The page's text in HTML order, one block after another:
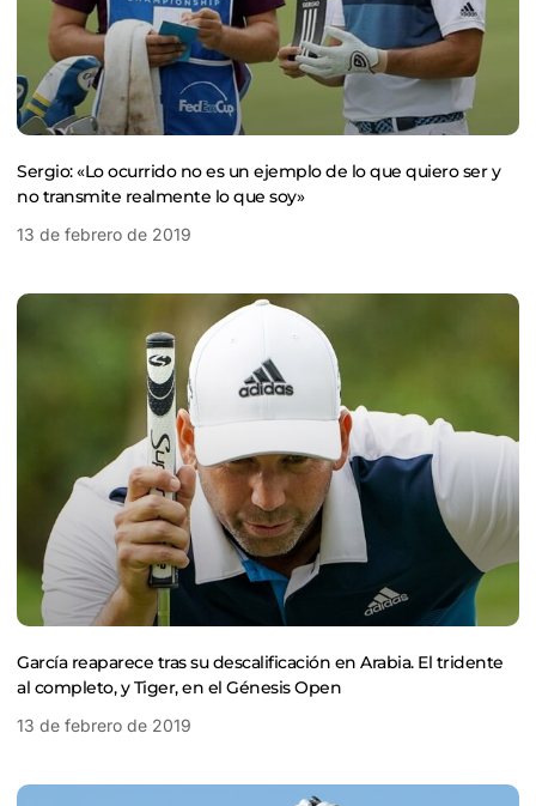
Sergio: «Lo ocurrido no es un ejemplo de lo que quiero ser y
no transmite realmente lo que soy»
13 de febrero de 2019
García reaparece tras su descalificación en Arabia. El tridente
al completo, y Tiger, en el Génesis Open
13 de febrero de 2019